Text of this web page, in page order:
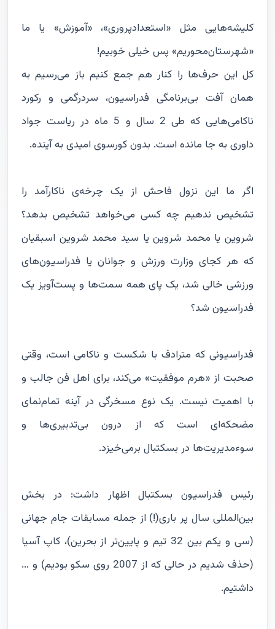
کلیشه‌هایی مثل «استعدادپروری»، «آموزش» یا ما
«شهرستان‌محوریم» پس خیلی خوبیم!
کل این حرف‌ها را کنار هم جمع کنیم باز می‌رسیم به
همان آفت بی‌برنامگی فدراسیون، سردرگمی و رکورد
ناکامی‌هایی که طی 2 سال و 5 ماه در ریاست جواد
داوری به جا مانده است. بدون کورسوی امیدی به آینده.
اگر ما این نزول فاحش از یک چرخه‌ی ناکارآمد را
تشخیص ندهیم چه کسی می‌خواهد تشخیص بدهد؟
شروین یا محمد شروین یا سید محمد شروین اسبقیان
که هر کجای وزارت ورزش و جوانان یا فدراسیون‌های
ورزشی خالی شد، یک پای همه سمت‌ها و پست‌آویز یک
فدراسیون شد؟
فدراسیونی که مترادف با شکست و ناکامی است، وقتی
صحبت از «هرم موفقیت» می‌کند، برای اهل فن جالب و
با اهمیت نیست. یک نوع مسخرگی در آینه تمام‌نمای
مضحکه‌ای‌ است که از درون بی‌تدبیری‌ها و
سوءمدیریت‌ها در بسکتبال برمی‌خیزد.
رئیس فدراسیون بسکتبال اظهار داشت: در بخش
بین‌المللی سال پر باری(!) از جمله مسابقات جام جهانی
(سی و یکم بین 32 تیم و پایین‌تر از بحرین)، کاپ آسیا
(حذف شدیم در حالی که از 2007 روی سکو بودیم) و ...
داشتیم.